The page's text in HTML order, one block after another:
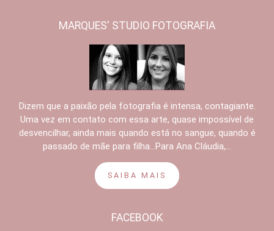
MARQUES' STUDIO FOTOGRAFIA
Dizem que a paixão pela fotografia é intensa, contagiante.
Uma vez em contato com essa arte, quase impossível de
desvencilhar, ainda mais quando está no sangue, quando é
passado de mãe para filha...Para Ana Cláudia,...
SAIBA MAIS
FACEBOOK